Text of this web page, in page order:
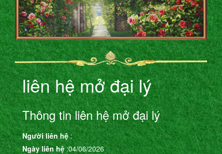
liên hệ mở đại lý
Thông tin liên hệ mở đại lý
Người liên hệ:
Ngày liên hệ :04/06/2026